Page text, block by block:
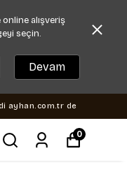
alışveriş
seçin.
Devam
ayhan.com.tr de
0